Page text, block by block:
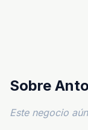
Sobre
Este negocio